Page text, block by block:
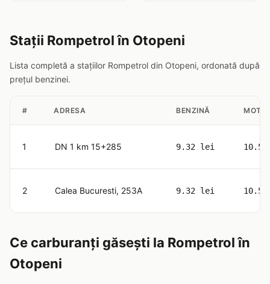
Stații Rompetrol în Otopeni
Lista completă a stațiilor Rompetrol din Otopeni, ordonată după
prețul benzinei.
# ADRESA BENZINĂ
1 DN 1 km 15+285 9.32 lei
2 Calea Bucuresti, 253A 9.32 lei
Ce carburanți găsești la Rompetrol în
Otopeni